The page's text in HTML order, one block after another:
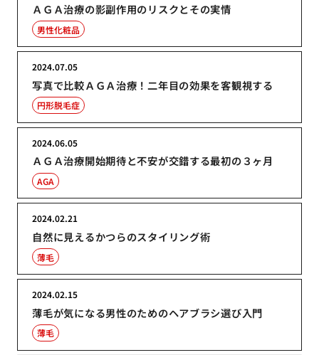
ＡＧＡ治療の影副作用のリスクとその実情
男性化粧品
写真で比較ＡＧＡ治療！二年目の効果を客観視する
2024.07.05
円形脱毛症
ＡＧＡ治療開始期待と不安が交錯する最初の３ヶ月
2024.06.05
AGA
自然に見えるかつらのスタイリング術
2024.02.21
薄毛
薄毛が気になる男性のためのヘアブラシ選び入門
2024.02.15
薄毛